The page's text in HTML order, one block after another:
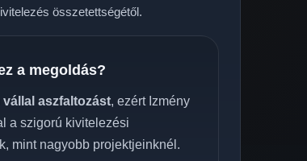
összetettségétől.
a megoldás?
aszfaltozást, ezért Izmény
a szigorú kivitelezési
mint nagyobb projektjeinknél.